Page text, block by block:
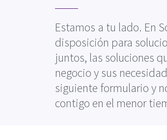
Estamos a tu lado. En
disposición para
juntos, las soluciones
negocio y sus
siguiente formulario y
contigo en el menor